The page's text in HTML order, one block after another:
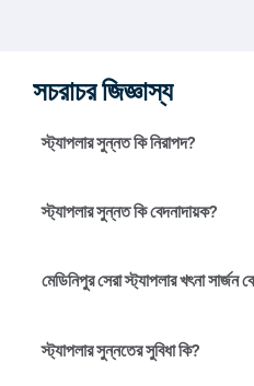
সচরাচর জিজ্ঞাস্য
স্ট্যাপলার সুন্নত কি নিরাপদ?
হ্যাঁ, স্ট্যাপলারের খতনা হল একটি
অপসারণের পদ্ধতি। মেডিনিপুর-এর
আরও অনেক কিছুর চিকিৎসার জন্য
স্ট্যাপলার সুন্নত কি বেদনাদায়ক?
স্ট্যাপলার খৎনা অ্যানেস্থেশিয়ার
প্রক্রিয়াটিকে আরামদায়ক করে
সাধারণত খুব কম হয় এবং মলম এবং
যেতে পারে যা স্ট্যাপলার সুন্নত সার্জন
মেডিনিপুর সেরা স্ট্যাপলার খৎনা সার্জন
আপনি প্রিস্টিন কেয়ার টিমের সাথে
স্ট্যাপলার খৎনা সার্জনের সাথে
স্ট্যাপলার সুন্নতের সুবিধা কি?